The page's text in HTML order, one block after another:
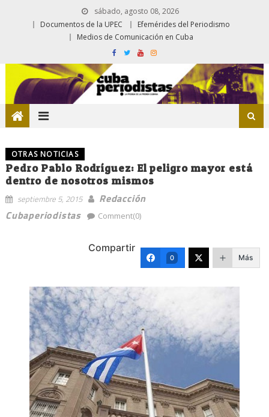
sábado, agosto 08, 2026
Documentos de la UPEC
Efemérides del Periodismo
Medios de Comunicación en Cuba
OTRAS NOTICIAS
Pedro Pablo Rodríguez: El peligro mayor está
dentro de nosotros mismos
septiembre 5, 2015
Redacción
Cubaperiodistas
Comment(0)
Compartir
0 Más